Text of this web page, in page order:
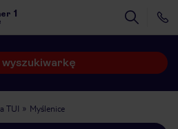
1
wyszukiwarkę
TUI Myślenice